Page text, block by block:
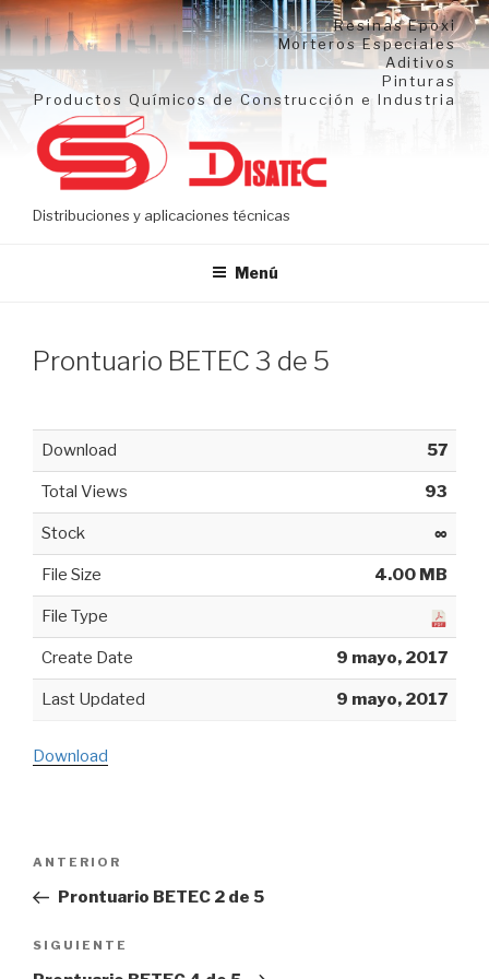
Ir
al
contenido
Resinas Epoxi
Morteros Especiales
Aditivos
Pinturas
Productos Químicos de Construcción e Industria
Distribuciones y aplicaciones técnicas
Menú
Prontuario BETEC 3 de 5
Download 57
Total Views 93
Stock ∞
File Size 4.00 MB
File Type
Create Date 9 mayo, 2017
Last Updated 9 mayo, 2017
Download
Navegación
Entrada
anterior:
ANTERIOR
Prontuario BETEC 2 de 5
Siguiente
entrada
SIGUIENTE